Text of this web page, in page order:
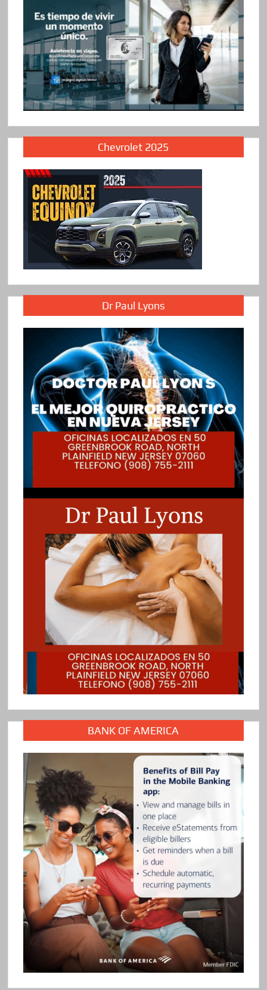
Chevrolet 2025
Dr Paul Lyons
BANK OF AMERICA